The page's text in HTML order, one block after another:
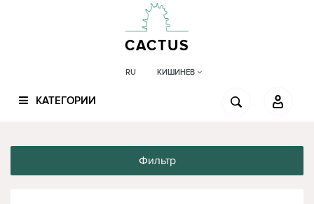
CACTUS
RU КИШИНЕВ
КАТЕГОРИИ
Фильтр